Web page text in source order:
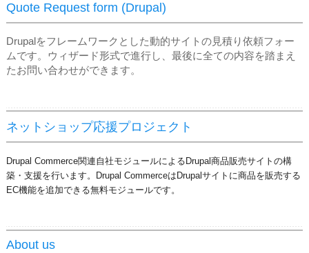
Quote Request form (Drupal)
Drupalをフレームワークとした動的サイトの見積り依頼フォー
ムです。ウィザード形式で進行し、最後に全ての内容を踏まえ
たお問い合わせができます。
ネットショップ応援プロジェクト
Drupal Commerce関連自社モジュールによるDrupal商品販売サイトの構
築・支援を行います。Drupal CommerceはDrupalサイトに商品を販売する
EC機能を追加できる無料モジュールです。
About us